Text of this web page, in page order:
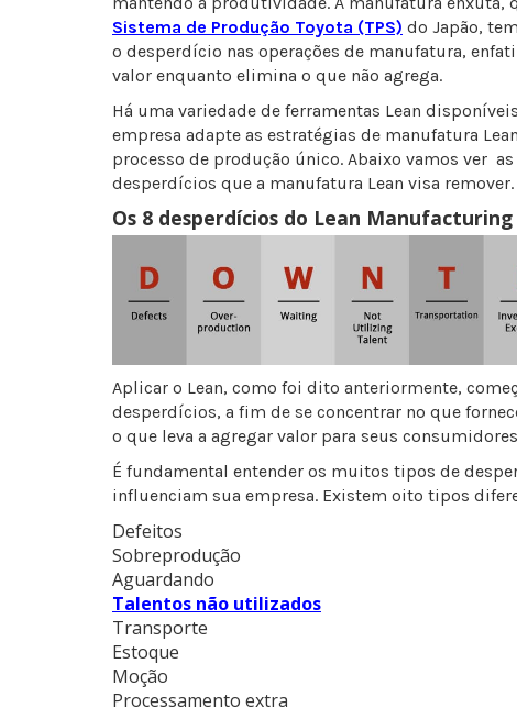
Sistema de Produção Toyota (TPS) do Japão,
o desperdício nas operações de manufatura,
valor enquanto elimina o que não agrega.
Há uma variedade de ferramentas Lean
empresa adapte as estratégias de manufatura
processo de produção único. Abaixo vamos ver
desperdícios que a manufatura Lean visa remover.
Os 8 desperdícios do Lean Manufacturing
Aplicar o Lean, como foi dito anteriormente,
desperdícios, a fim de se concentrar no que
o que leva a agregar valor para seus
É fundamental entender os muitos tipos de
influenciam sua empresa. Existem oito tipos
Defeitos
Sobreprodução
Aguardando
Talentos não utilizados
Transporte
Estoque
Moção
Processamento extra